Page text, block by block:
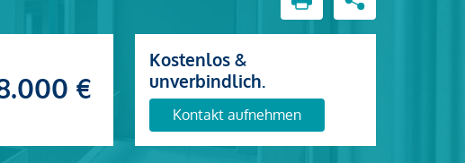
€
Kostenlos &
unverbindlich.
Kontakt aufnehmen